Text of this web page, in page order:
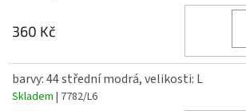
360 Kč
barvy: 44 střední modrá, velikosti: L
Skladem | 7782/L6